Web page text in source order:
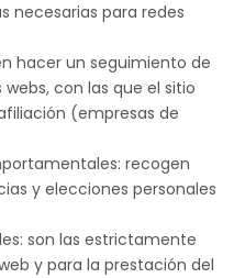
necesarias para redes
hacer un seguimiento de
con las que el sitio
(empresas de
recogen
y elecciones personales
son las estrictamente
y para la prestación del